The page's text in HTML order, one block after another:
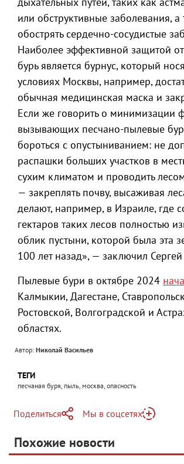
или обструктивные заболевания, а
обострять сердечно-сосудистые
Наиболее эффективной защитой
бурь является бурнус, который
условиях Москвы, например,
обычная медицинская маска и
Если же говорить о минимизации
вызывающих песчано-пылевые
бороться с опустыниванием: не
распашки больших участков в
сухим климатом и проводить
— закреплять почву, высаживая
делают, например, в Израиле, где
гектаров таких лесов полностью
облик пустыни, которой была эта
100 лет назад», — заключил
Пылевые бури в октябре 2024
Калмыкии, Дагестане,
Ростовской, Волгоградской и
областях.
Автор: Николай Васильев
ТЕГИ
песчаная буря, пыль, москва, опасность
Поделиться
Telegram
Мы в соцсетях
Яндекс Дзен
Похожие новости